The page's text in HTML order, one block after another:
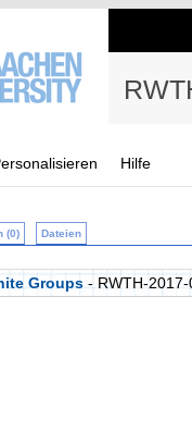
Hilfe
(0) Dateien
Groups - RWTH-